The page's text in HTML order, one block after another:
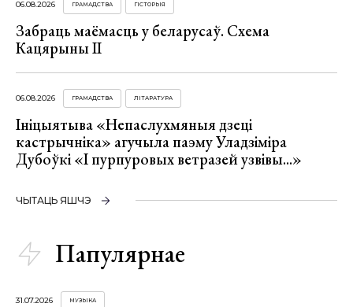
06.08.2026 ГРАМАДСТВА ГІСТОРЫЯ
Забраць маёмасць у беларусаў. Схема
Кацярыны ІІ
06.08.2026 ГРАМАДСТВА ЛІТАРАТУРА
Ініцыятыва «Непаслухмяныя дзеці
кастрычніка» агучыла паэму Уладзіміра
Дубоўкі «І пурпуровых ветразей узвівы...»
ЧЫТАЦЬ ЯШЧЭ
Папулярнае
31.07.2026 МУЗЫКА